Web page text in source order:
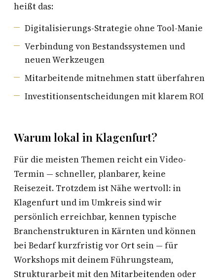
heißt das:
Digitalisierungs-Strategie ohne Tool-Manie
Verbindung von Bestandssystemen und
neuen Werkzeugen
Mitarbeitende mitnehmen statt überfahren
Investitionsentscheidungen mit klarem ROI
Warum lokal in Klagenfurt?
Für die meisten Themen reicht ein Video-
Termin — schneller, planbarer, keine
Reisezeit. Trotzdem ist Nähe wertvoll: in
Klagenfurt und im Umkreis sind wir
persönlich erreichbar, kennen typische
Branchenstrukturen in Kärnten und können
bei Bedarf kurzfristig vor Ort sein — für
Workshops mit deinem Führungsteam,
Strukturarbeit mit den Mitarbeitenden oder